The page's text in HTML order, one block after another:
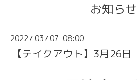
お知らせ
2022 /03 /07 08:00
【テイクアウト】3月26